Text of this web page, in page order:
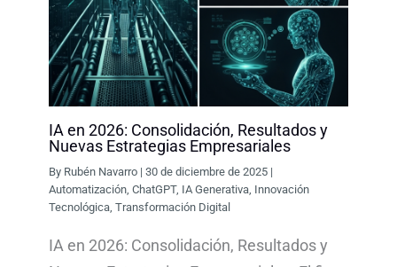
IA en 2026: Consolidación, Resultados y
Nuevas Estrategias Empresariales
By Rubén Navarro |30 de diciembre de 2025 |
Automatización,ChatGPT, IA Generativa, Innovación
Tecnológica,Transformación Digital
IA en 2026: Consolidación, Resultados y